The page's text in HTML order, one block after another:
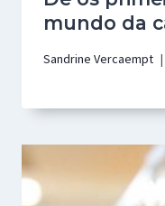
mundo da
Sandrine Vercaempt